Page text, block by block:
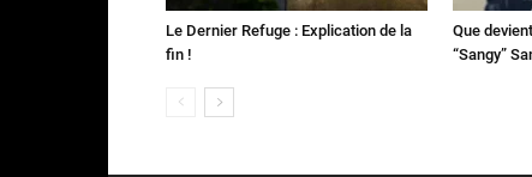
Le Dernier Refuge : Explication de la
fin !
Que
“Sangy”